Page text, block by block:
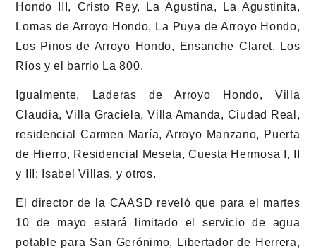
Hondo III, Cristo Rey, La Agustina, La Agustinita,
Lomas de Arroyo Hondo, La Puya de Arroyo Hondo,
Los Pinos de Arroyo Hondo, Ensanche Claret, Los
Ríos y el barrio La 800.
Igualmente, Laderas de Arroyo Hondo, Villa
Claudia, Villa Graciela, Villa Amanda, Ciudad Real,
residencial Carmen María, Arroyo Manzano, Puerta
de Hierro, Residencial Meseta, Cuesta Hermosa I, II
y III; Isabel Villas, y otros.
El director de la CAASD reveló que para el martes
10 de mayo estará limitado el servicio de agua
potable para San Gerónimo, Libertador de Herrera,